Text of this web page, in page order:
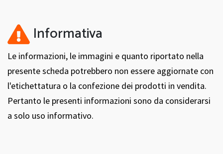
Informativa
Le informazioni, le immagini e quanto riportato nella
presente scheda potrebbero non essere aggiornate con
l'etichettatura o la confezione dei prodotti in vendita.
Pertanto le presenti informazioni sono da considerarsi
a solo uso informativo.